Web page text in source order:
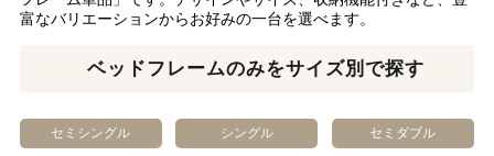
富なバリエーションからお好みの一台を選べます。
ベッドフレームのみをサイズ別で探す
セミシングル シングル セミダブル